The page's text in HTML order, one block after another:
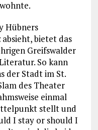
Hübners
absieht, bietet das
Greifswalder
So kann
der Stadt im St.
des Theater
einmal
stellt und
I stay or should I